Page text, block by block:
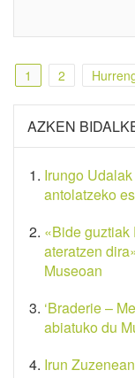
1 2
AZKEN
Irungo
antolatzeko
«Bide guztiak
ateratzen
Museoan
‘Braderie –
abiatuko du
Irun